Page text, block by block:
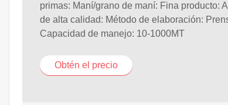
primas: Maní/grano de maní: Fina producto:
de alta calidad: Método de elaboración:
Capacidad de manejo: 10-1000MT
Obtén el precio